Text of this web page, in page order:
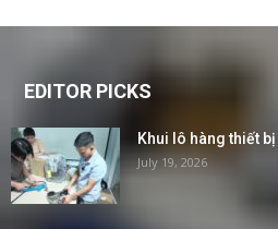
EDITOR PICKS
Khui lô hàng thiết
July 19, 2026